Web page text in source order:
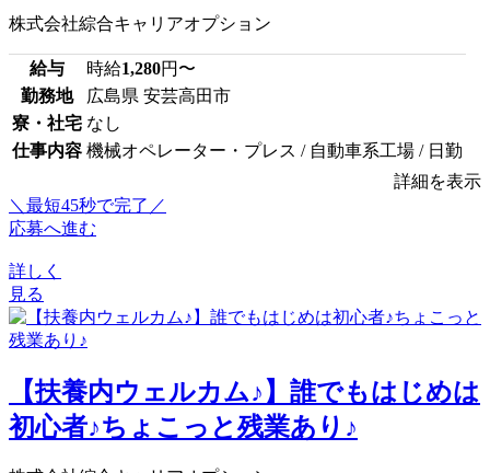
株式会社綜合キャリアオプション
給与 時給1,280円〜
勤務地
広島県 安芸高田市
寮・社宅 なし
仕事内容 機械オペレーター・プレス / 自動車系工場 / 日勤
詳細を表示
＼最短45秒で完了／
応募へ進む
詳しく
見る
【扶養内ウェルカム♪】誰でもはじめは
初心者♪ちょこっと残業あり♪